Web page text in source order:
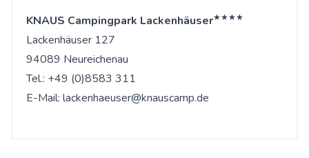
KNAUS Campingpark Lackenhäuser★★★★
Lackenhäuser 127
94089 Neureichenau
Tel.: +49 (0)8583 311
E-Mail: lackenhaeuser@knauscamp.de